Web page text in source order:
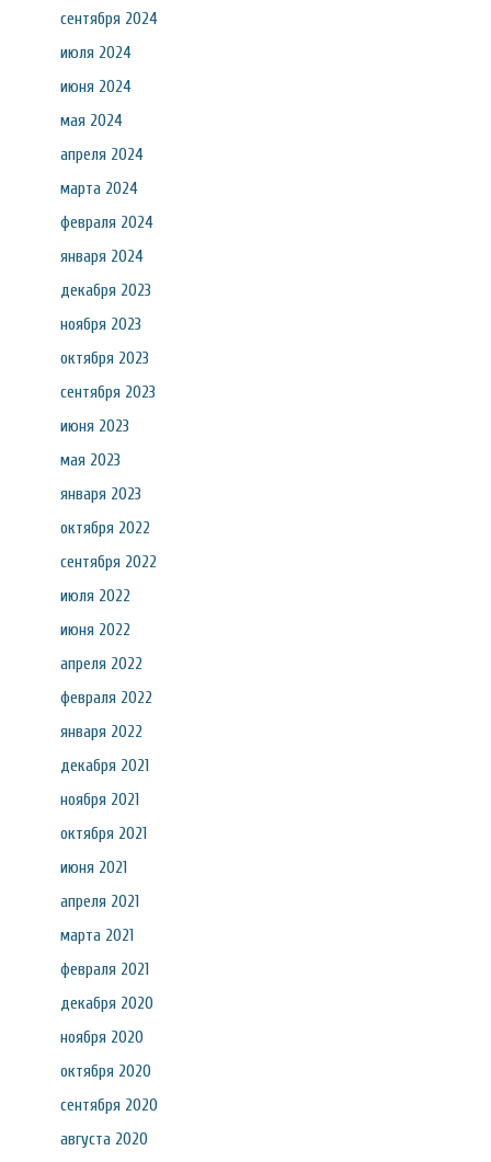
сентября 2024
июля 2024
июня 2024
мая 2024
апреля 2024
марта 2024
февраля 2024
января 2024
декабря 2023
ноября 2023
октября 2023
сентября 2023
июня 2023
мая 2023
января 2023
октября 2022
сентября 2022
июля 2022
июня 2022
апреля 2022
февраля 2022
января 2022
декабря 2021
ноября 2021
октября 2021
июня 2021
апреля 2021
марта 2021
февраля 2021
декабря 2020
ноября 2020
октября 2020
сентября 2020
августа 2020